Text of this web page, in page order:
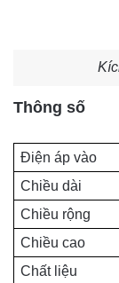
Thông số
Điện áp vào
Chiều dài
Chiều rộng
Chiều cao
Chất liệu